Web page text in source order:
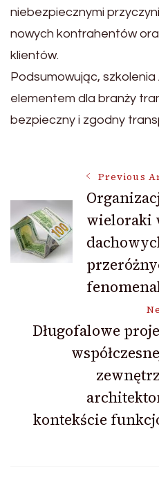
niebezpiecznymi
nowych kontrahentów
klientów.
Podsumowując, szkolenia
elementem dla branży
bezpieczny i zgodny
Navigation
Previous
wieloraki
Długofalowe
kontekście